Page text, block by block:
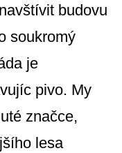
budovu
soukromý
je
pivo. My
značce,
lesa